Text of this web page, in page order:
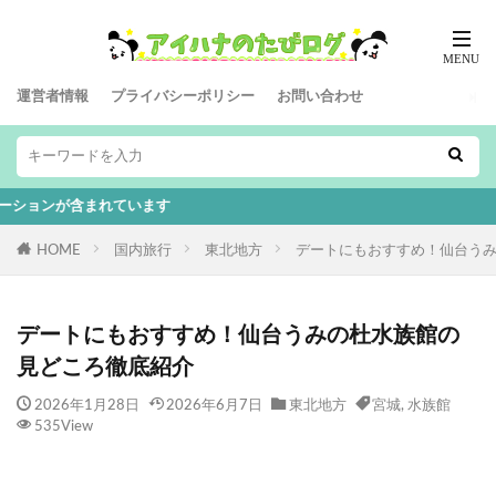
運営者情報 プライバシーポリシー お問い合わせ
HOME 国内旅行 東北地方 デートにもおすすめ！仙台う
デートにもおすすめ！仙台うみの杜水族館の
見どころ徹底紹介
2026年1月28日 2026年6月7日 東北地方 宮城, 水族館
535View